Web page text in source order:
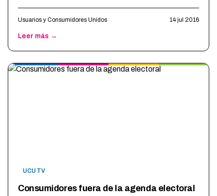
Usuarios y Consumidores Unidos 14 jul 2016
Leer más →
UCU TV
Consumidores fuera de la agenda electoral